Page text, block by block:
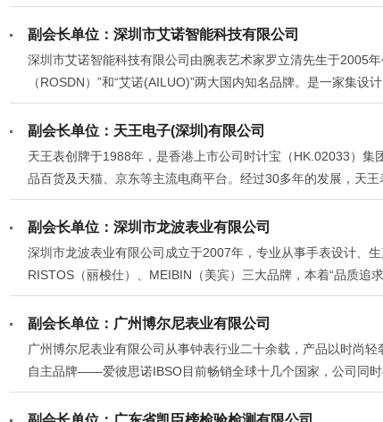
制订、产品的设计与研发及市场的开发与维护，以及手表配件
钢成表40万只。公司产品远销亚、欧、美、非四大洲80多个国家
副会长单位：深圳市艾诺智能科技有限公司
深圳市艾诺智能科技有限公司由腕表艺术家罗立清先生于2005
（ROSDN）”和“艾诺(AILUO)”两大国内知名品牌。是一家集设
副会长单位：天王电子(深圳)有限公司
天王表创牌于1988年，是香港上市公司时计宝（HK.02033）
品百货及天猫、京东等主流电商平台。经过30多年的发展，天
名品牌。
副会长单位：深圳市龙波表业有限公司
深圳市龙波表业有限公司成立于2007年，专业从事手表设计、
RISTOS（丽梭仕）、MEIBIN（美宾）三大品牌，本着“品质追
300多个城市，并远销欧美、中东、东南亚等100多个国家。
副会长单位：广州博尔尼表业有限公司
广州博尔尼表业有限公司从事钟表行业二十余载，产品以时尚轻
自主品牌——爱彼思诺IBSO目前畅销全球十几个国家，公司同时
生产提供一条龙服务，致力于为客户创造价值。我们的愿望：